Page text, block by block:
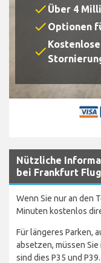
check Über 4
check Optionen
check
Nützliche
bei Frankfurt
Wenn Sie nur an den
Minuten kostenlos
Für längeres Parken,
absetzen, müssen Sie
sind dies P35 und